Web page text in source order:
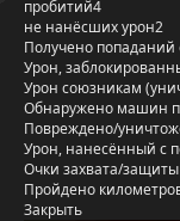
пробитий4
не нанёсших урон2
Получено попаданий
Урон,
Урон союзникам
Обнаружено машин
Повреждено/
Урон, нанесённый с
Очки захвата/
Пройдено
Закрыть